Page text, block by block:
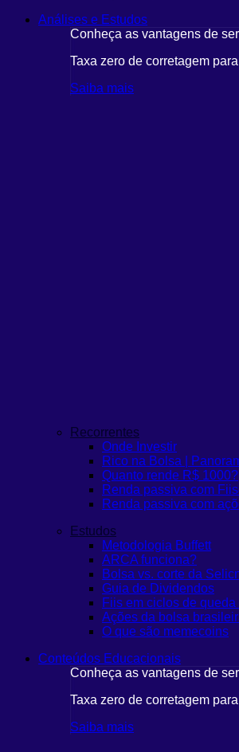
Análises e Estudos
Conheça as vantagens de
Taxa zero de corretagem
Saiba mais
Recorrentes
Onde Investir
Rico na Bolsa |
Quanto rende R$ 1000?
Renda passiva com Fiis
Renda passiva com
Estudos
Metodologia Buffett
ARCA funciona?
Bolsa vs. corte da Selic
Guia de Dividendos
Fiis em ciclos de
Ações da bolsa
O que são memecoins
Conteúdos Educacionais
Conheça as vantagens de
Taxa zero de corretagem
Saiba mais